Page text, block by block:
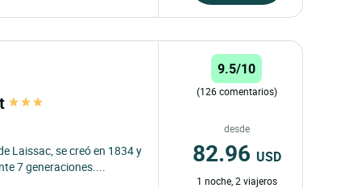
Laissac, se creó en 1834 y
7 generaciones....
9.5/10
(126 comentarios)
desde
82.96 USD
1 noche, 2 viajeros